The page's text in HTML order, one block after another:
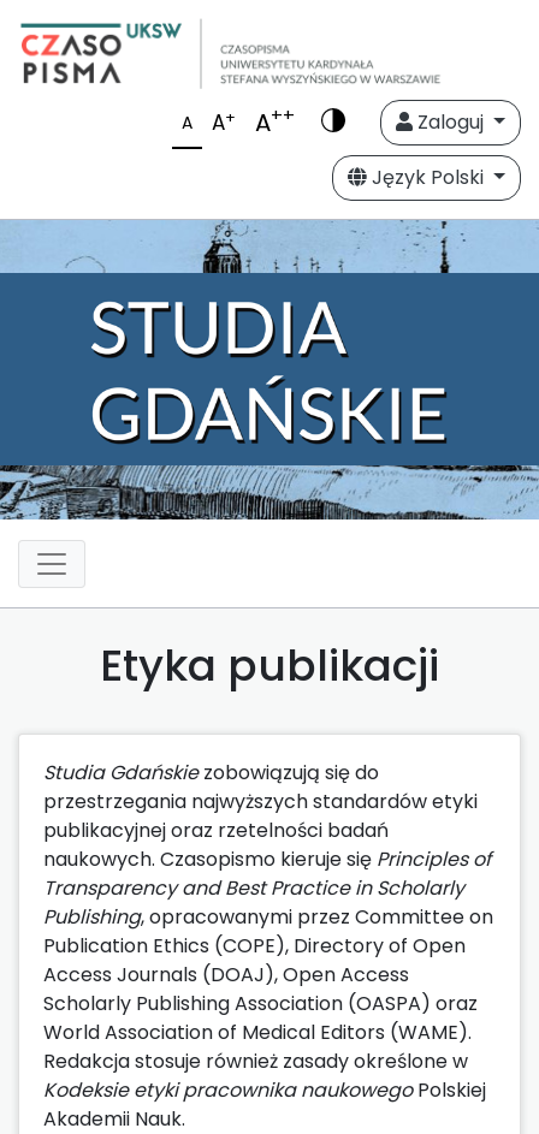
A A+ A++
Zaloguj
Język Polski
Etyka publikacji
Studia Gdańskiezobowiązują się do
przestrzegania najwyższych standardów etyki
publikacyjnej oraz rzetelności badań
naukowych. Czasopismo kieruje się Principles of
Transparency and Best Practice in Scholarly
Publishing, opracowanymi przez Committee on
Publication Ethics (COPE), Directory of Open
Access Journals (DOAJ), Open Access
Scholarly Publishing Association (OASPA) oraz
World Association of Medical Editors (WAME).
Redakcja stosuje również zasady określone w
Kodeksie etyki pracownika naukowegoPolskiej
Akademii Nauk.